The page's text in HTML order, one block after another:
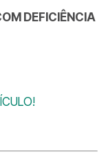
DEFICIÊNCIA